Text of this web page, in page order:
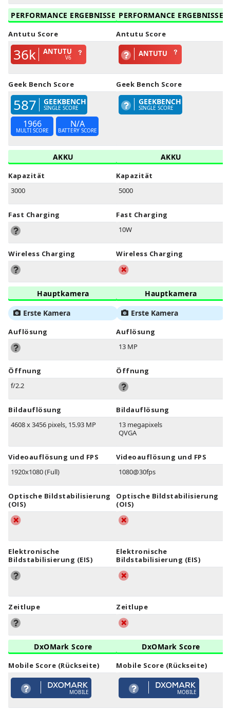
PERFORMANCE ERGEBNISSE
Antutu Score
36k ANTUTU
V6
Geek Bench Score
587 GEEKBENCH
SINGLE SCORE
1966
MULTI SCORE
N/A
BATTERY SCORE
AKKU
Kapazität
3000
Fast Charging
Wireless Charging
Hauptkamera
Erste Kamera
Auflösung
Öffnung
f/2.2
Bildauflösung
4608 x 3456 pixels, 15.93 MP
Videoauflösung und FPS
1920x1080 (Full)
Optische Bildstabilisierung
(OIS)
Elektronische
Bildstabilisierung (EIS)
Zeitlupe
DxOMark Score
Mobile Score (Rückseite)
MOBILE
PERFORMANCE ERGEBNISSE
Antutu Score
ANTUTU
Geek Bench Score
GEEKBENCH
SINGLE SCORE
AKKU
Kapazität
5000
Fast Charging
10W
Wireless Charging
Hauptkamera
Erste Kamera
Auflösung
13 MP
Öffnung
Bildauflösung
13 megapixels
QVGA
Videoauflösung und FPS
1080@30fps
Optische Bildstabilisierung
(OIS)
Elektronische
Bildstabilisierung (EIS)
Zeitlupe
DxOMark Score
Mobile Score (Rückseite)
MOBILE